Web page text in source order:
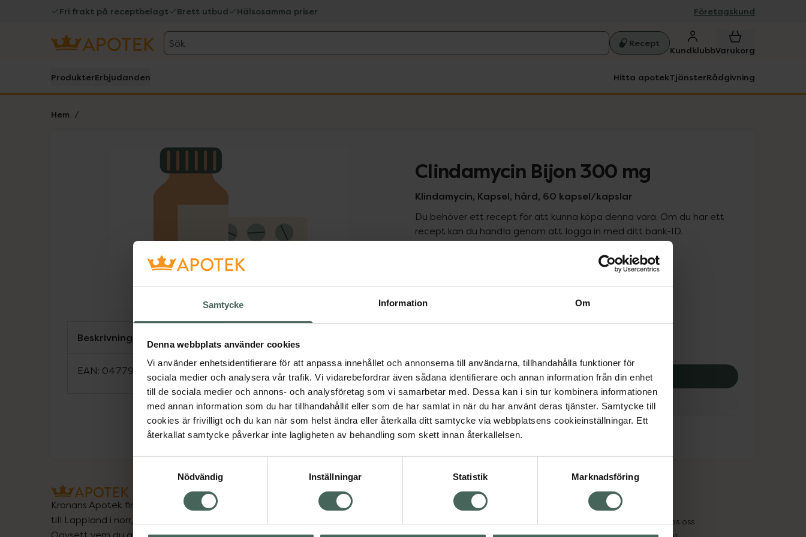
Samtycke Information Om
Denna webbplats använder cookies
Vi använder enhetsidentifierare för att anpassa innehållet och annonserna till användarna, tillhandahålla funktioner för
sociala medier och analysera vår trafik. Vi vidarebefordrar även sådana identifierare och annan information från din enhet
till de sociala medier och annons- och analysföretag som vi samarbetar med. Dessa kan i sin tur kombinera informationen
med annan information som du har tillhandahållit eller som de har samlat in när du har använt deras tjänster. Samtycke till
cookies är frivilligt och du kan när som helst ändra eller återkalla ditt samtycke via webbplatsens cookieinställningar. Ett
återkallat samtycke påverkar inte lagligheten av behandling som skett innan återkallelsen.
Nödvändig
Inställningar Statistik Marknadsföring
Fri frakt på receptbelagt Brett utbud Hälsosamma priser Företagskund
Sök Recept
KundklubbVarukorg
ProdukterErbjudanden Hitta apotekTjänsterRådgivning
Hem
Lista: . Innehåller 1 objekt. Clindamycin Bijon 300 mg
Klindamycin, Kapsel, hård, 60 kapsel/kapslar
Du behöver ett recept för att kunna köpa denna vara. Om du har ett
recept kan du handla genom att logga in med ditt bank-ID.
Pris med recept
Högkostnadsskyddet gäller
303,22 kr
Köp via ditt recept
Aktuella erbjudanden
Beskrivning
EAN: 04779050100553
Kronans Apotek finns här för dig. Du hittar oss från Skåne i syd
till Lappland i norr, och online i mobilen och på datorn.
Oavsett vem du är så är det vårt uppdrag att hjälpa just dig
Om recept och läkemedel
Jobba hos oss